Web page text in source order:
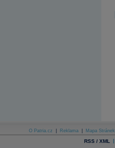
O Patria.cz Reklama Mapa Stránek
RSS / XML |